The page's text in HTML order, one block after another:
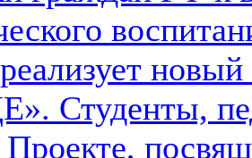
Студенты,
Проекте,